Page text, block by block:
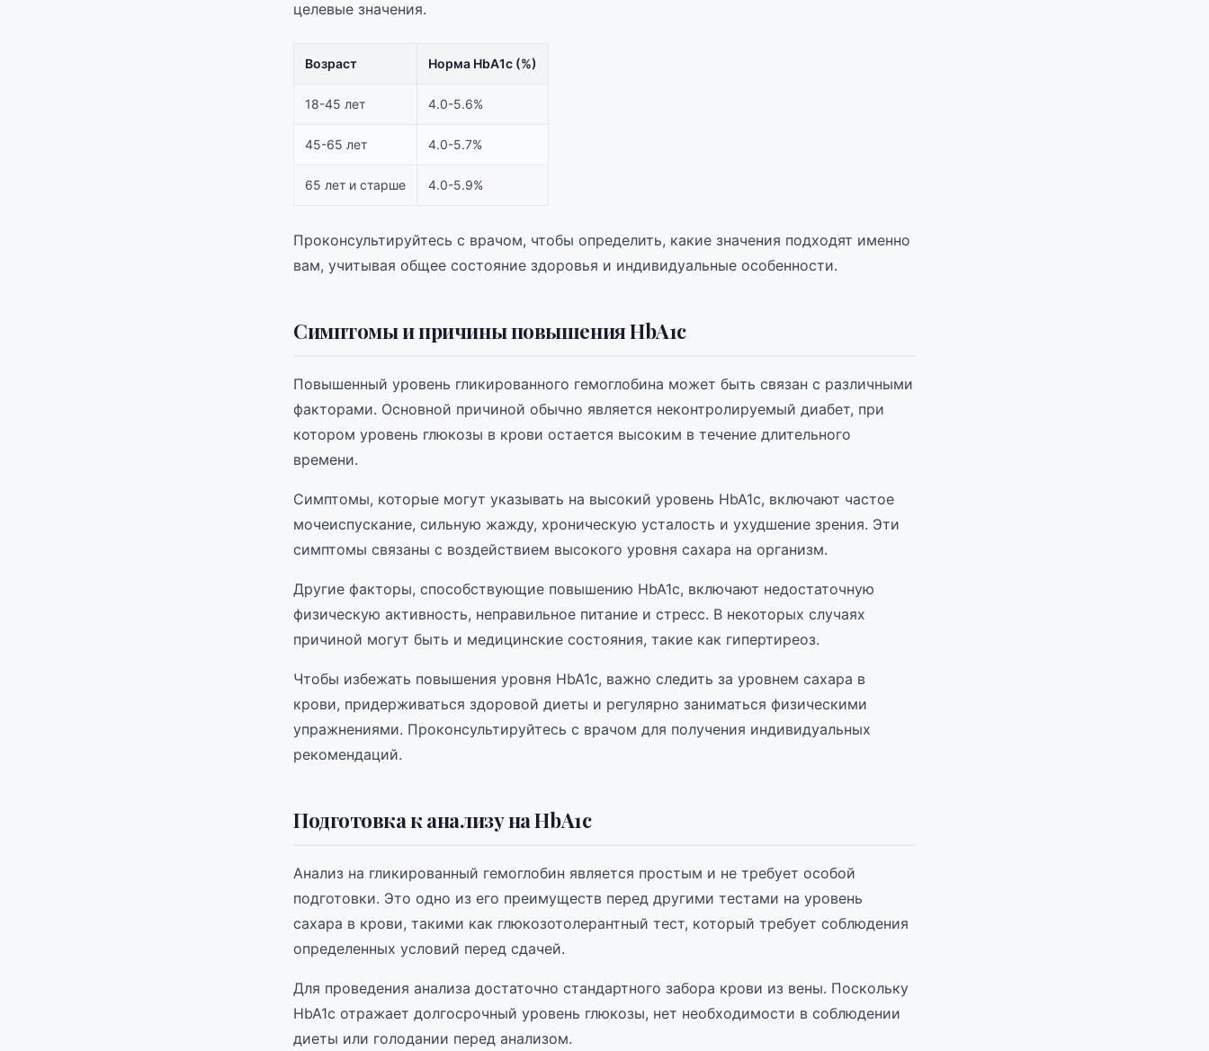
целевые значения.
Возраст Норма HbA1c (%)
18-45 лет 4.0-5.6%
45-65 лет 4.0-5.7%
65 лет и старше 4.0-5.9%
Проконсультируйтесь с врачом, чтобы определить, какие значения подходят именно
вам, учитывая общее состояние здоровья и индивидуальные особенности.
Симптомы и причины повышения HbA1c
Повышенный уровень гликированного гемоглобина может быть связан с различными
факторами. Основной причиной обычно является неконтролируемый диабет, при
котором уровень глюкозы в крови остается высоким в течение длительного
времени.
Симптомы, которые могут указывать на высокий уровень HbA1c, включают частое
мочеиспускание, сильную жажду, хроническую усталость и ухудшение зрения. Эти
симптомы связаны с воздействием высокого уровня сахара на организм.
Другие факторы, способствующие повышению HbA1c, включают недостаточную
физическую активность, неправильное питание и стресс. В некоторых случаях
причиной могут быть и медицинские состояния, такие как гипертиреоз.
Чтобы избежать повышения уровня HbA1c, важно следить за уровнем сахара в
крови, придерживаться здоровой диеты и регулярно заниматься физическими
упражнениями. Проконсультируйтесь с врачом для получения индивидуальных
рекомендаций.
Подготовка к анализу на HbA1c
Анализ на гликированный гемоглобин является простым и не требует особой
подготовки. Это одно из его преимуществ перед другими тестами на уровень
сахара в крови, такими как глюкозотолерантный тест, который требует соблюдения
определенных условий перед сдачей.
Для проведения анализа достаточно стандартного забора крови из вены. Поскольку
HbA1c отражает долгосрочный уровень глюкозы, нет необходимости в соблюдении
диеты или голодании перед анализом.